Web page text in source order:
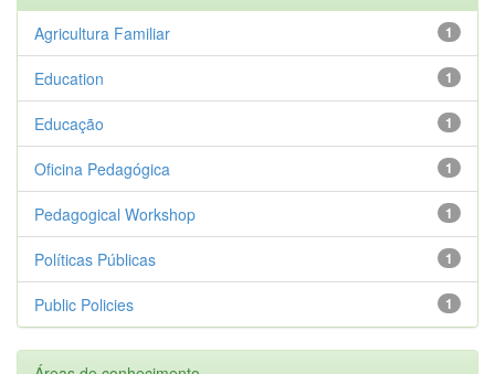
1
Agricultura Familiar
1
Education
1
Educação
1
Oficina Pedagógica
1
Pedagogical Workshop
1
Políticas Públicas
1
Public Policies